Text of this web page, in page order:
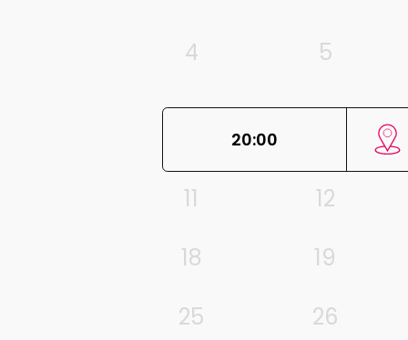
4 5
20:00
11
12
18
19
25
26